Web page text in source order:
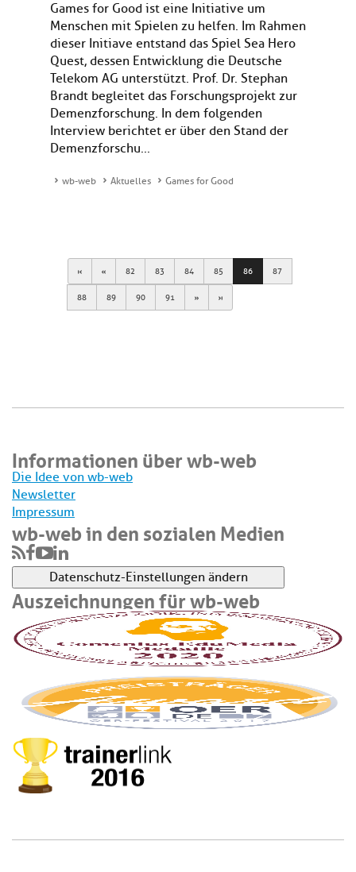
Games for Good ist eine Initiative um
Menschen mit Spielen zu helfen. Im Rahmen
dieser Initiave entstand das Spiel Sea Hero
Quest, dessen Entwicklung die Deutsche
Telekom AG unterstützt. Prof. Dr. Stephan
Brandt begleitet das Forschungsprojekt zur
Demenzforschung. In dem folgenden
Interview berichtet er über den Stand der
Demenzforschu...
wb-web Aktuelles Games for Good
First Previous
82 83 84 85 86 87
88 89 90 91 Next Last
Informationen über wb-web
Die Idee von wb-web
Newsletter
Impressum
wb-web in den sozialen Medien
Datenschutz-Einstellungen ändern
Auszeichnungen für wb-web